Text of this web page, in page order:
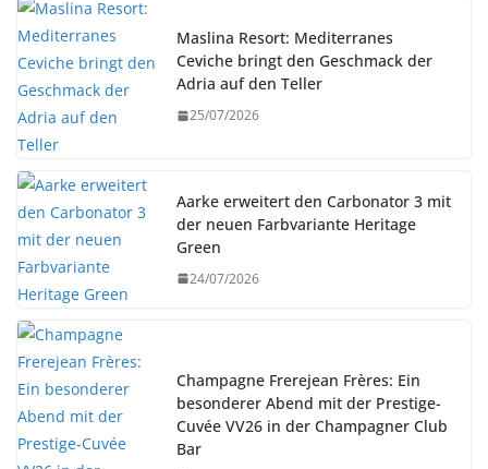
Maslina Resort: Mediterranes
Ceviche bringt den Geschmack der
Adria auf den Teller
25/07/2026
Aarke erweitert den Carbonator 3 mit
der neuen Farbvariante Heritage
Green
24/07/2026
Champagne Frerejean Frères: Ein
besonderer Abend mit der Prestige-
Cuvée VV26 in der Champagner Club
Bar